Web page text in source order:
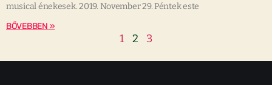
musical énekesek. 2019. November 29. Péntek este
BŐVEBBEN »
1 2 3